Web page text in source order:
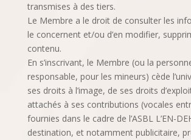
transmises à des tiers.
Le Membre a le droit de consulter les
le concernent et/ou d’en modifier,
contenu.
En s’inscrivant, le Membre (ou la
responsable, pour les mineurs) cède
ses droits à l’image, de ses droits
attachés à ses contributions (vocales
fournies dans le cadre de l’ASBL L’EN-
destination, et notamment publicitaire,